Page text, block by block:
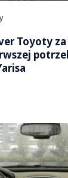
Toyoty za